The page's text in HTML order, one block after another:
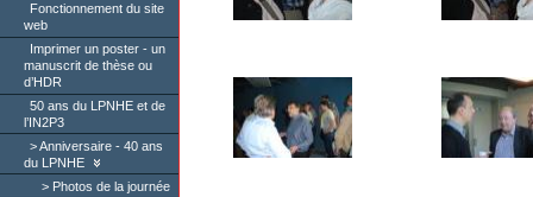
Fonctionnement du site
web
Imprimer un poster - un
manuscrit de thèse ou
d’HDR
50 ans du LPNHE et de
l’IN2P3
Anniversaire - 40 ans
du LPNHE
Photos de la journée